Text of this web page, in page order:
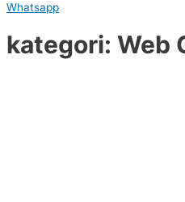
Whatsapp
kategori: Web